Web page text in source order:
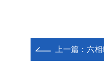
上一篇： 六